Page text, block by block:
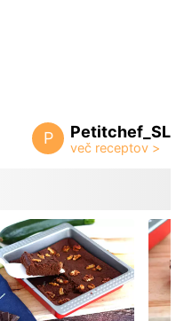
P Petitchef_SL